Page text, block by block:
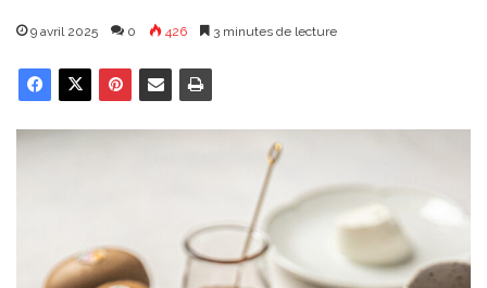
9 avril 2025 0 426 3 minutes de lecture